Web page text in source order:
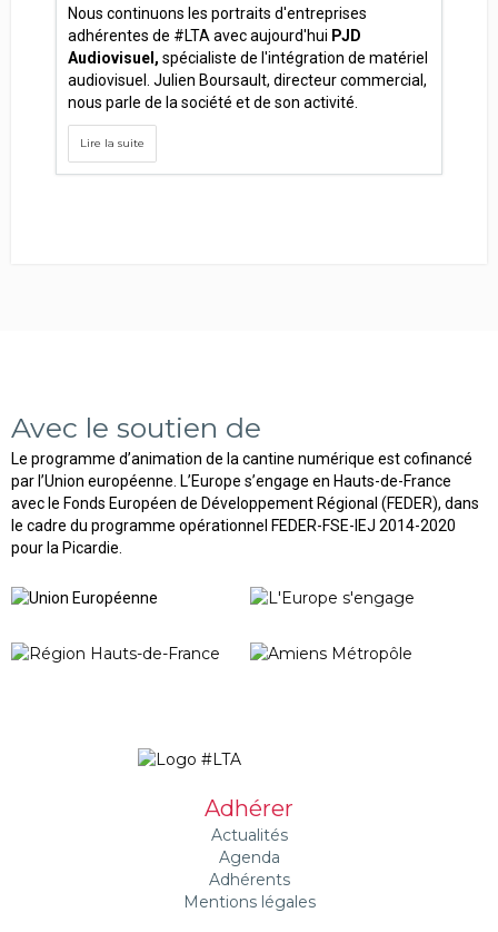
Nous continuons les portraits d'entreprises
adhérentes de #LTA avec aujourd'hui PJD
Audiovisuel, spécialiste de l'intégration de matériel
audiovisuel. Julien Boursault, directeur commercial,
nous parle de la société et de son activité.
Lire la suite
Avec le soutien de
Le programme d’animation de la cantine numérique est cofinancé
par l’Union européenne. L’Europe s’engage en Hauts-de-France
avec le Fonds Européen de Développement Régional (FEDER), dans
le cadre du programme opérationnel FEDER-FSE-IEJ 2014-2020
pour la Picardie.
Adhérer
Actualités
Agenda
Adhérents
Mentions légales